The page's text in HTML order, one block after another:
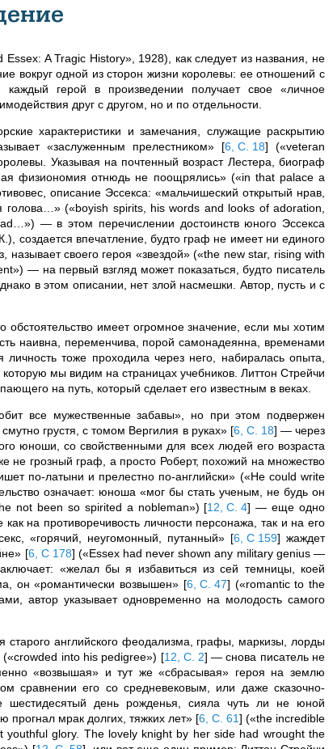
A Tragic History», 1928), как следует из названия, не
вокруг одной из сторон жизни королевы: ее отношений с
герой в произведении получает свое «личное
друг с другом, но и по отдельности.
характеристики и замечания, служащие раскрытию
«заслуженным прелестником» [6, С. 18] («veteran
Указывая на почтенный возраст Лестера, биограф
физиономия отнюдь не поощрялись» («in that palace a
описание Эссекса: «мальчишеский открытый нрав,
голова…» («boyish spirits, his words and looks of adoration,
— в этом перечислении достоинств юного Эссекса
создается впечатление, будто граф не имеет ни единого
называет своего героя «звездой» («the new star, rising with
— на первый взгляд может показаться, будто писатель
в этом описании, нет злой насмешки. Автор, пусть и с
имеет огромное значение, если мы хотим
наивна, переменчива, порой самонадеянна, временами
тоже проходила через него, набиралась опыта,
мы видим на страницах учебников. Литтон Стрейчи
на путь, который сделает его известным в веках.
все мужественные забавы», но при этом подвержен
грустя, с томом Вергилия в руках» [6, С. 18] — через
юноши, со свойственными для всех людей его возраста
не грозный граф, а просто Роберт, похожий на множество
по-латыни и прелестно по-английски» («He could write
означает: юноша «мог бы стать ученым, не будь он
not been so spirited a nobleman») [12, С. 4] — еще одно
на противоречивость личности персонажа, так и на его
«горячий, неугомонный, путанный» [6, С 159] жаждет
[6, С 178] («Essex had never shown any military genius —
«желал бы я избавиться из сей темницы, коей
он «романтически возвышен» [6, С. 47] («romantic to the
автор указывает одновременно на молодость самого
английского феодализма, графы, маркизы, лорды
into his pedigree») [12, С. 2] — снова писатель не
«возвышая» и тут же «сбрасывая» героя на землю
сравнении его со средневековым, или даже сказочно-
шестидесятый день рожденья, сияла чуть ли не юной
мрак долгих, тяжких лет» [6, С. 61] («the incredible
glory. The lovely knight by her side had wrought the